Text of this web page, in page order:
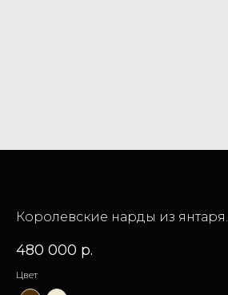
Королевские нарды из янтаря.
480 000 р.
Цвет